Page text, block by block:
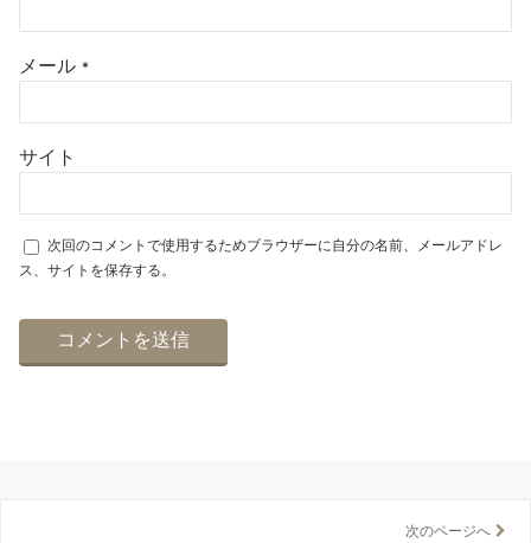
メール *
サイト
次回のコメントで使用するためブラウザーに自分の名前、メールアドレ
ス、サイトを保存する。
次のページへ